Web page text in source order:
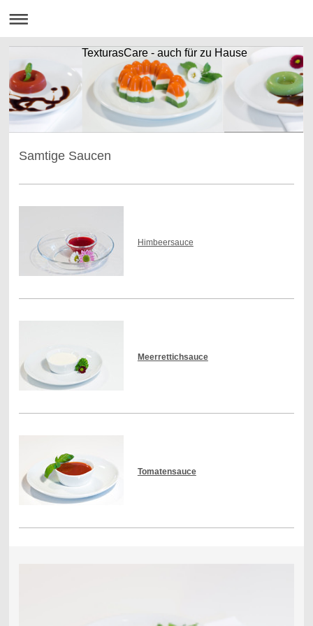
TexturasCare - auch für zu Hause
Samtige Saucen
Himbeersauce
Meerrettichsauce
Tomatensauce